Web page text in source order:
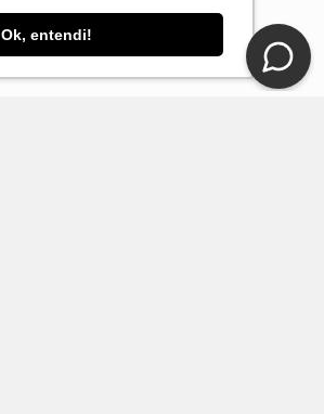
Ok, entendi!